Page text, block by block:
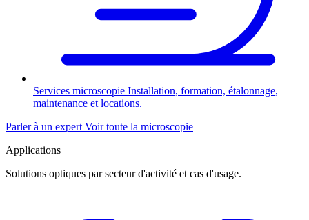
Services microscopie Installation, formation, étalonnage,
maintenance et locations.
Parler à un expert Voir toute la microscopie
Applications
Solutions optiques par secteur d'activité et cas d'usage.